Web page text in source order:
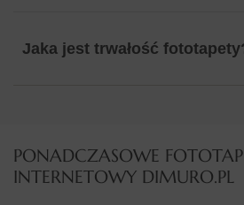
Jaka jest trwałość
PONADCZASOWE
INTERNETOWY DIMURO.PL​